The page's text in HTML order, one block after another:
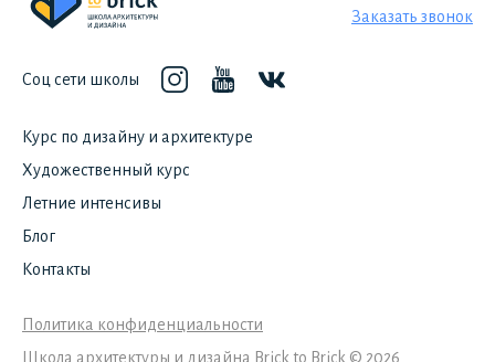
Заказать звонок
Соц сети школы
Курс по дизайну и архитектуре
Художественный курс
Летние интенсивы
Блог
Контакты
Политика конфиденциальности
Школа архитектуры и дизайна Brick to Brick © 2026